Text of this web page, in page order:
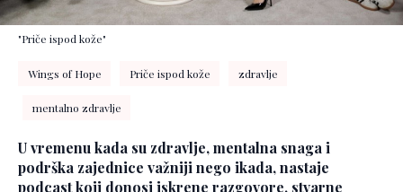
"Priče ispod kože"
Wings of Hope Priče ispod kože zdravlje
mentalno zdravlje
U vremenu kada su zdravlje, mentalna snaga i
podrška zajednice važniji nego ikada, nastaje
podcast koji donosi iskrene razgovore, stvarne